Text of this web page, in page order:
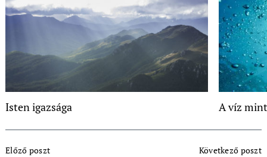
Isten igazsága A víz
Előző poszt Következő poszt